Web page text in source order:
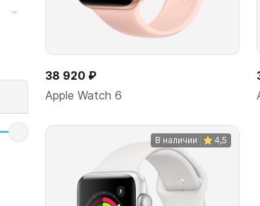
38 920 ₽
Apple Watch 6
В наличии 4,5